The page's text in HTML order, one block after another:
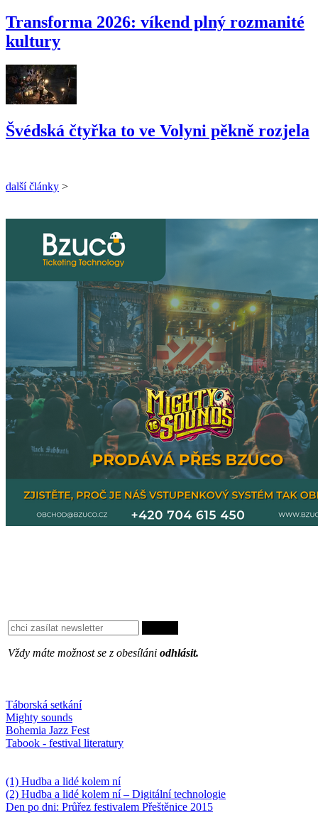
Transforma 2026: víkend plný rozmanité
kultury
Švédská čtyřka to ve Volyni pěkně rozjela
další články >
Vždy máte možnost se z obesíláni odhlásit.
Táborská setkání
Mighty sounds
Bohemia Jazz Fest
Tabook - festival literatury
(1) Hudba a lidé kolem ní
(2) Hudba a lidé kolem ní – Digitální technologie
Den po dni: Průřez festivalem Přeštěnice 2015